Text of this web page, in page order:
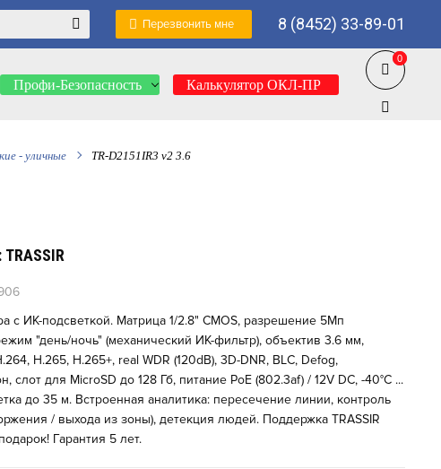
Перезвонить мне 8 (8452) 33-89-01
0
0
Профи-Безопасность Калькулятор ОКЛ-ПР
- уличные TR-D2151IR3 v2 3.6
с ИК-подсветкой. Матрица 1/2.8" CMOS, разрешение 5Мп
"день/ночь" (механический ИК-фильтр), объектив 3.6 мм,
H.265, H.265+, real WDR (120dB), 3D-DNR, BLC, Defog,
слот для MicroSD до 128 Гб, питание PoE (802.3af) / 12V DC, -40°C ...
до 35 м. Встроенная аналитика: пересечение линии, контроль
/ выхода из зоны), детекция людей. Поддержка TRASSIR
Гарантия 5 лет.